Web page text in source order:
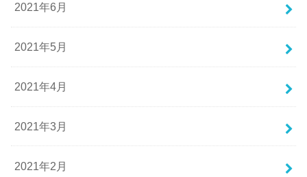
2021年6月
2021年5月
2021年4月
2021年3月
2021年2月